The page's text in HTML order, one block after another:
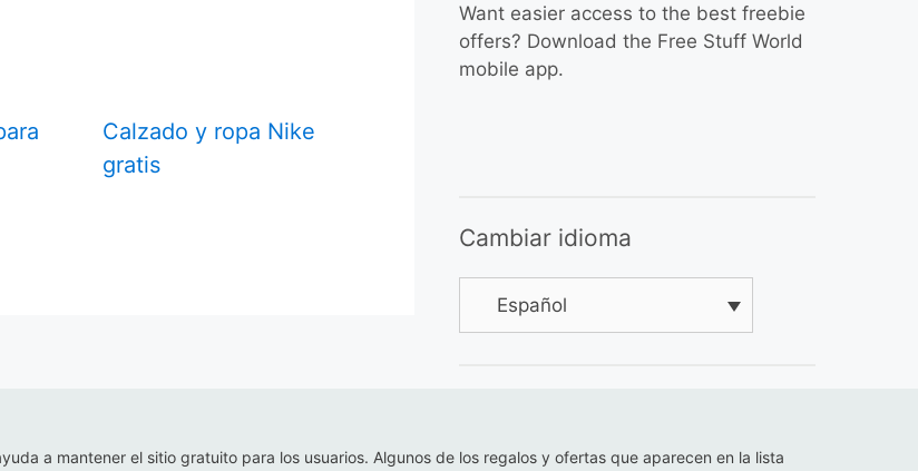
Calzado y ropa Nike
gratis
Want easier access to the best freebie
offers? Download the Free Stuff World
mobile app.
Cambiar idioma
Español
a mantener el sitio gratuito para los usuarios. Algunos de los regalos y ofertas que aparecen en la lista